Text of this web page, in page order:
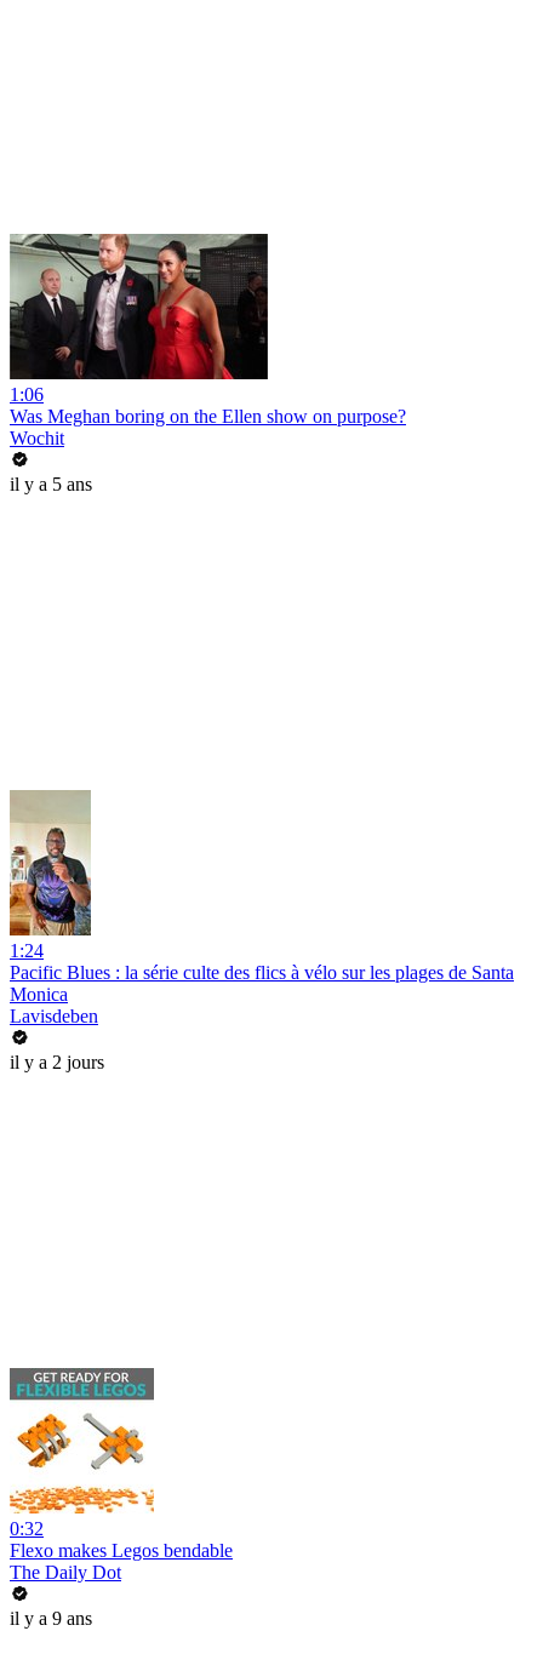
1:06
Was Meghan boring on the Ellen show on purpose?
Wochit
il y a 5 ans
1:24
Pacific Blues : la série culte des flics à vélo sur les plages de Santa
Monica
Lavisdeben
il y a 2 jours
0:32
Flexo makes Legos bendable
The Daily Dot
il y a 9 ans